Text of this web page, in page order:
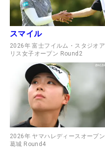
スマイル
2026年 富士フイルム・スタジオア
リス女子オープン Round2
2026年 ヤマハレディースオープン
葛城 Round4